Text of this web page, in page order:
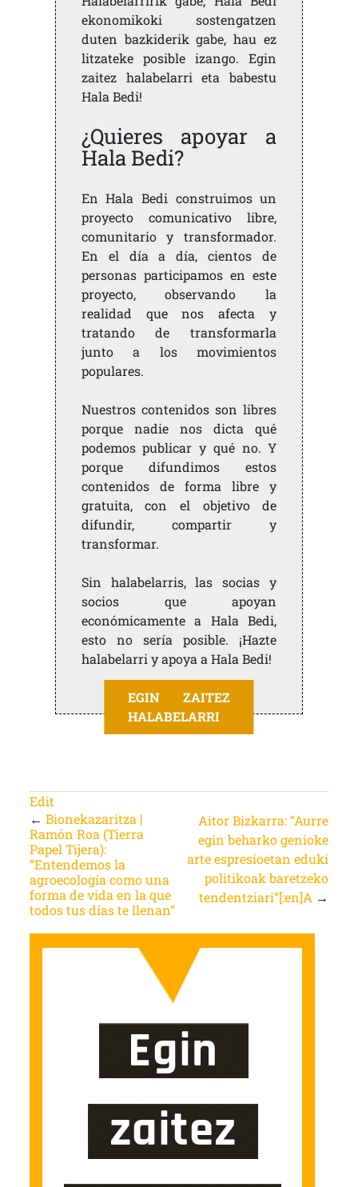
ekonomikoki sostengatzen
duten bazkiderik gabe, hau ez
litzateke posible izango. Egin
zaitez halabelarri eta babestu
Hala Bedi!
¿Quieres apoyar a
Hala Bedi?
En Hala Bedi construimos un
proyecto comunicativo libre,
comunitario y transformador.
En el día a día, cientos de
personas participamos en este
proyecto, observando la
realidad que nos afecta y
tratando de transformarla
junto a los movimientos
populares.
Nuestros contenidos son libres
porque nadie nos dicta qué
podemos publicar y qué no. Y
porque difundimos estos
contenidos de forma libre y
gratuita, con el objetivo de
difundir, compartir y
transformar.
Sin halabelarris, las socias y
socios que apoyan
económicamente a Hala Bedi,
esto no sería posible. ¡Hazte
halabelarri y apoya a Hala Bedi!
EGIN ZAITEZ
HALABELARRI
Edit
← Bionekazaritza |
Ramón Roa (Tierra
Papel Tijera):
“Entendemos la
agroecología como una
forma de vida en la que
todos tus días te llenan”
Aitor Bizkarra: “Aurre
egin beharko genioke
arte espresioetan eduki
politikoak baretzeko
tendentziari”[:en]A →